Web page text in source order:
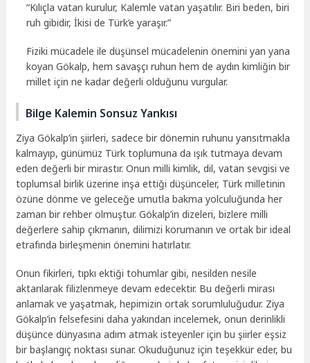
“Kılıçla vatan kurulur, Kalemle vatan yaşatılır. Biri beden, biri
ruh gibidir, İkisi de Türk’e yaraşır.”
Fiziki mücadele ile düşünsel mücadelenin önemini yan yana
koyan Gökalp, hem savaşçı ruhun hem de aydın kimliğin bir
millet için ne kadar değerli olduğunu vurgular.
Bilge Kalemin Sonsuz Yankısı
Ziya Gökalp’in şiirleri, sadece bir dönemin ruhunu yansıtmakla
kalmayıp, günümüz Türk toplumuna da ışık tutmaya devam
eden değerli bir mirastır. Onun milli kimlik, dil, vatan sevgisi ve
toplumsal birlik üzerine inşa ettiği düşünceler, Türk milletinin
özüne dönme ve geleceğe umutla bakma yolculuğunda her
zaman bir rehber olmuştur. Gökalp’in dizeleri, bizlere milli
değerlere sahip çıkmanın, dilimizi korumanın ve ortak bir ideal
etrafında birleşmenin önemini hatırlatır.
Onun fikirleri, tıpkı ektiği tohumlar gibi, nesilden nesile
aktarılarak filizlenmeye devam edecektir. Bu değerli mirası
anlamak ve yaşatmak, hepimizin ortak sorumluluğudur. Ziya
Gökalp’in felsefesini daha yakından incelemek, onun derinlikli
düşünce dünyasına adım atmak isteyenler için bu şiirler eşsiz
bir başlangıç noktası sunar. Okuduğunuz için teşekkür eder, bu